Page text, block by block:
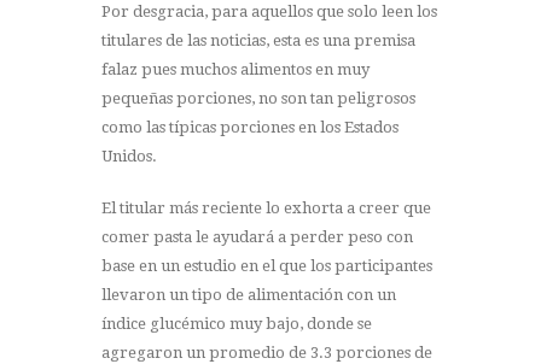
Por desgracia, para aquellos que solo leen los
titulares de las noticias, esta es una premisa
falaz pues muchos alimentos en muy
pequeñas porciones, no son tan peligrosos
como las típicas porciones en los Estados
Unidos.
El titular más reciente lo exhorta a creer que
comer pasta le ayudará a perder peso con
base en un estudio en el que los participantes
llevaron un tipo de alimentación con un
índice glucémico muy bajo, donde se
agregaron un promedio de 3.3 porciones de